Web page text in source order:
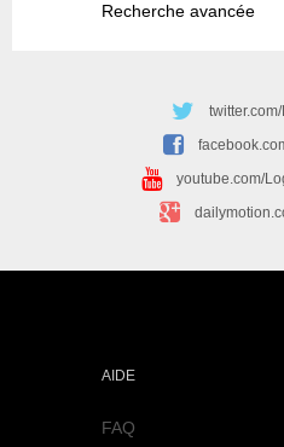
Recherche avancée
youtube.com/
AIDE
FAQ